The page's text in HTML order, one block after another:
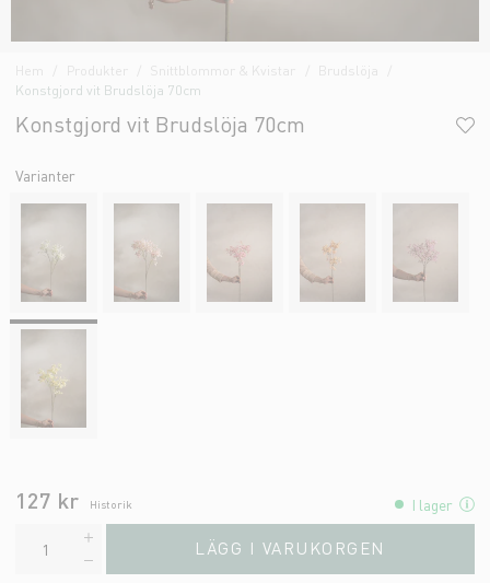
Hem Produkter Snittblommor & Kvistar
Konstgjord vit Brudslöja 70cm
Konstgjord vit Brudslöja 70cm
Varianter
127 kr Historik I lager
LÄGG I VARUKORGEN